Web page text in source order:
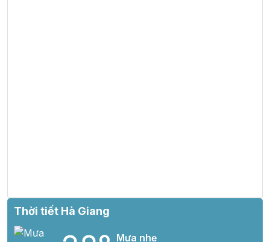
Thời tiết Hà Giang
Mưa nhẹ